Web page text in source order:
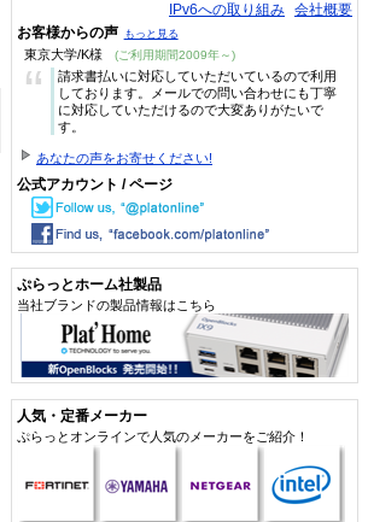
IPv6への取り組み 会社概要
お客様からの声 もっと見る
東京大学/K様 (ご利用期間2009年～)
“
請求書払いに対応していただいているので利用
しております。メールでの問い合わせにも丁寧
に対応していただけるので大変ありがたいで
す。
あなたの声をお寄せください!
公式アカウント / ページ
ぷらっとホーム社製品
当社ブランドの製品情報はこちら
人気・定番メーカー
ぷらっとオンラインで人気のメーカーをご紹介！